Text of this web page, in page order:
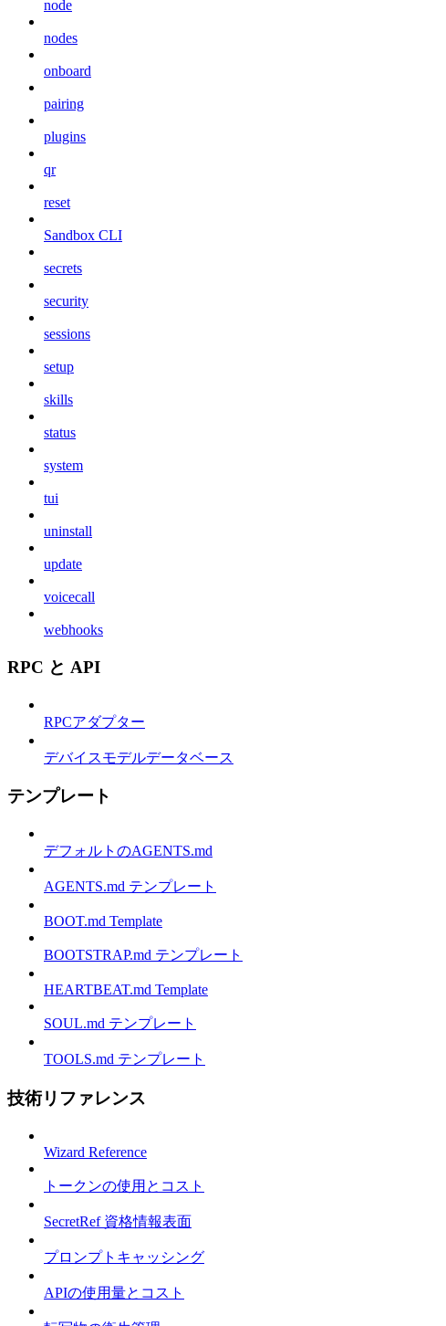
node
nodes
onboard
pairing
plugins
qr
reset
Sandbox CLI
secrets
security
sessions
setup
skills
status
system
tui
uninstall
update
voicecall
webhooks
RPC と API
RPCアダプター
デバイスモデルデータベース
テンプレート
デフォルトのAGENTS.md
AGENTS.md テンプレート
BOOT.md Template
BOOTSTRAP.md テンプレート
HEARTBEAT.md Template
SOUL.md テンプレート
TOOLS.md テンプレート
技術リファレンス
Wizard Reference
トークンの使用とコスト
SecretRef 資格情報表面
プロンプトキャッシング
APIの使用量とコスト